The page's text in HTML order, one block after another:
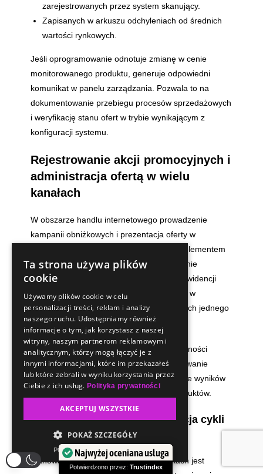
zarejestrowanych przez system skanujący.
Zapisanych w arkuszu odchyleniach od średnich
wartości rynkowych.
Jeśli oprogramowanie odnotuje zmianę w cenie
monitorowanego produktu, generuje odpowiedni
komunikat w panelu zarządzania. Pozwala to na
dokumentowanie przebiegu procesów sprzedażowych
i weryfikację stanu ofert w trybie wynikającym z
konfiguracji systemu.
Rejestrowanie akcji promocyjnych i
administracja ofertą w wielu
kanałach
W obszarze handlu internetowego prowadzenie
kampanii obniżkowych i prezentacja oferty w
wybranych systemach zewnętrznych jest elementem
procesów dystrybucyjnych. Oprogramowanie
LivePrice udostępnia moduły służące do ewidencji
działań promocyjnych i zapisywania zmian w
cennikach na różnych platformach w ramach jednego
panelu administracyjnego.
Przekłada się to na dokumentowanie obecności
towarowej w bazach danych, ewidencjonowanie
parametrów cenowych oraz archiwizowanie wyników
w ramach prowadzonych zadań bazy produktów.
Harmonogramowanie i ewidencja cykli
promocyjnych
Planowanie czasowych zmian w cennikach jest
Najwyżej oceniana usługa
Potwierdzono przez: Trustindex
Ta strona używa plików
cookie
Używamy plików cookie w celu
personalizacji treści, reklam i analizy
naszego ruchu. Udostępniamy również
informacje o tym, jak korzystasz z naszej
witryny, naszym partnerom reklamowym i
analitycznym, którzy mogą łączyć je z
innymi informacjami, które im przekazałeś
lub które zebrali w wyniku korzystania przez
Ciebie z ich usług.Polityka prywatności
AKCEPTUJ WSZYSTKIE
POKAŻ SZCZEGÓŁY
POWERED BY COOKIESCRIPT